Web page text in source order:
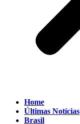
Home
Últimas Notícias
Brasil